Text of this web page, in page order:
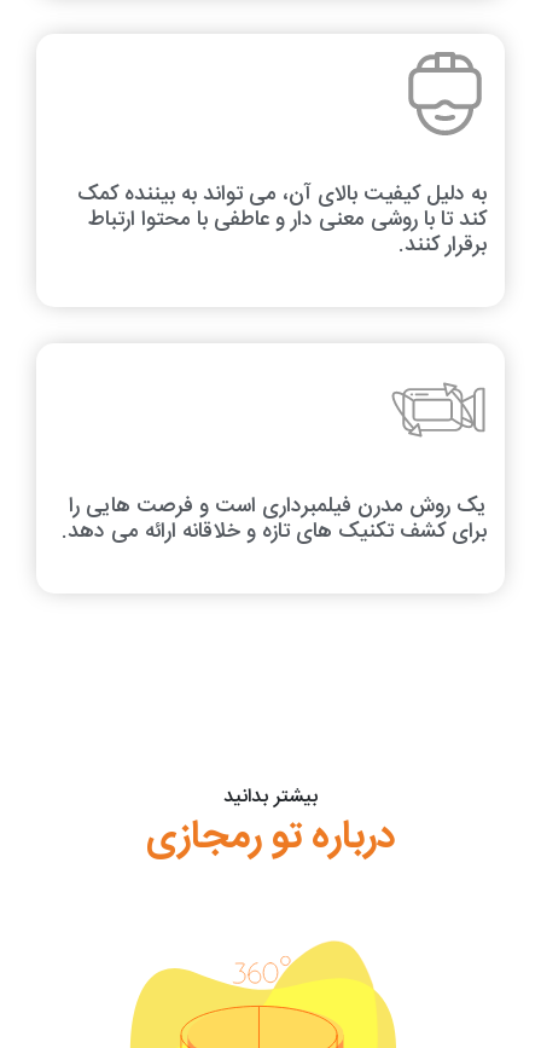
به دلیل کیفیت بالای آن، می تواند به بیننده کمک
کند تا با روشی معنی دار و عاطفی با محتوا ارتباط
برقرار کنند.
یک روش مدرن فیلمبرداری است و فرصت هایی را
برای کشف تکنیک های تازه و خلاقانه ارائه می دهد.
بیشتر بدانید
درباره تو رمجازی